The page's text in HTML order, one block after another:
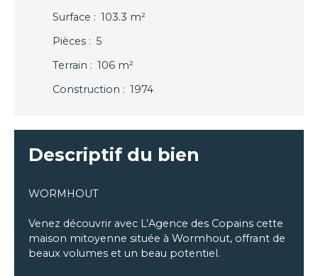
Surface : 103.3 m²
Pièces : 5
Terrain : 106 m²
Construction : 1974
Descriptif du bien
WORMHOUT
Venez découvrir avec L’Agence des Copains cette
maison mitoyenne située à Wormhout, offrant de
beaux volumes et un beau potentiel.